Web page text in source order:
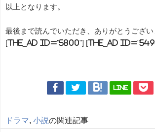
以上となります。
最後まで読んでいただき、ありがとうござい
[the_ad id="5800"] [the_ad
LINE
ドラマ, 小説の関連記事